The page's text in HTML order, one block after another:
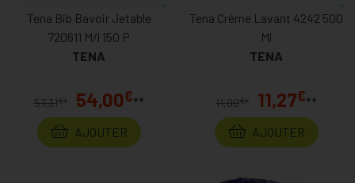
Tena Bib Bavoir Jetable
720611 M/l 150 P
TENA
57,31€ * 54,00€**
AJOUTER
Tena Crème Lavant 4242 500
Ml
TENA
11,99€* 11,27€**
AJOUTER